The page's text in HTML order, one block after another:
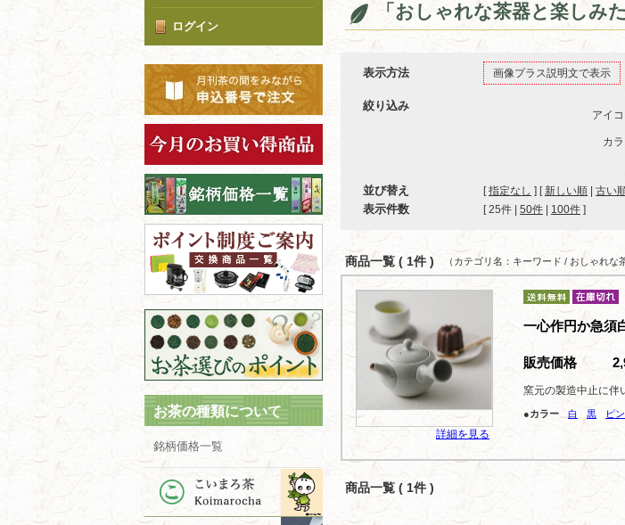
ログイン
お茶の種類について
銘柄価格一覧
「おしゃれな茶器と楽しみ
表示方法 画像プラス説明文で表示
絞り込み
アイ
カ
並び替え [指定なし ] [ 新しい順 古い
表示件数 [ 25件 50件 100件 ]
商品一覧 ( 1件 ) （カテゴリ名：キーワード / おしゃれな
詳細を見る
一心作円か急須
販売価格
窯元の製造中止に伴
●カラー 白 黒 ピ
商品一覧 ( 1件 )